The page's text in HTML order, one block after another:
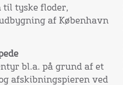
til tyske floder,
af København
bl.a. på grund af et
afskibningspieren ved